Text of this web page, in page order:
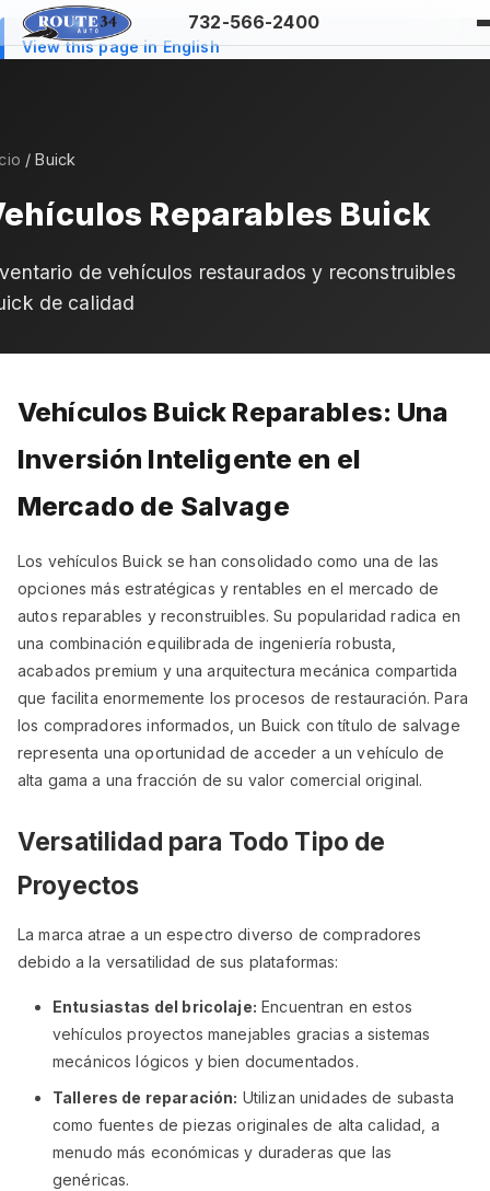
732-566-2400
View this page in English
/ Buick
Reparables Buick
de vehículos restaurados y reconstruibles
de calidad
Vehículos Buick Reparables: Una
Inversión Inteligente en el
Mercado de Salvage
Los vehículos Buick se han consolidado como una de las
opciones más estratégicas y rentables en el mercado de
autos reparables y reconstruibles. Su popularidad radica en
una combinación equilibrada de ingeniería robusta,
acabados premium y una arquitectura mecánica compartida
que facilita enormemente los procesos de restauración. Para
los compradores informados, un Buick con título de salvage
representa una oportunidad de acceder a un vehículo de
alta gama a una fracción de su valor comercial original.
Versatilidad para Todo Tipo de
Proyectos
La marca atrae a un espectro diverso de compradores
debido a la versatilidad de sus plataformas:
Entusiastas del bricolaje: Encuentran en estos
vehículos proyectos manejables gracias a sistemas
mecánicos lógicos y bien documentados.
Talleres de reparación: Utilizan unidades de subasta
como fuentes de piezas originales de alta calidad, a
menudo más económicas y duraderas que las
genéricas.